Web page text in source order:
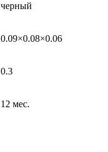
черный
0.09×0.08×0.06
0.3
12 мес.